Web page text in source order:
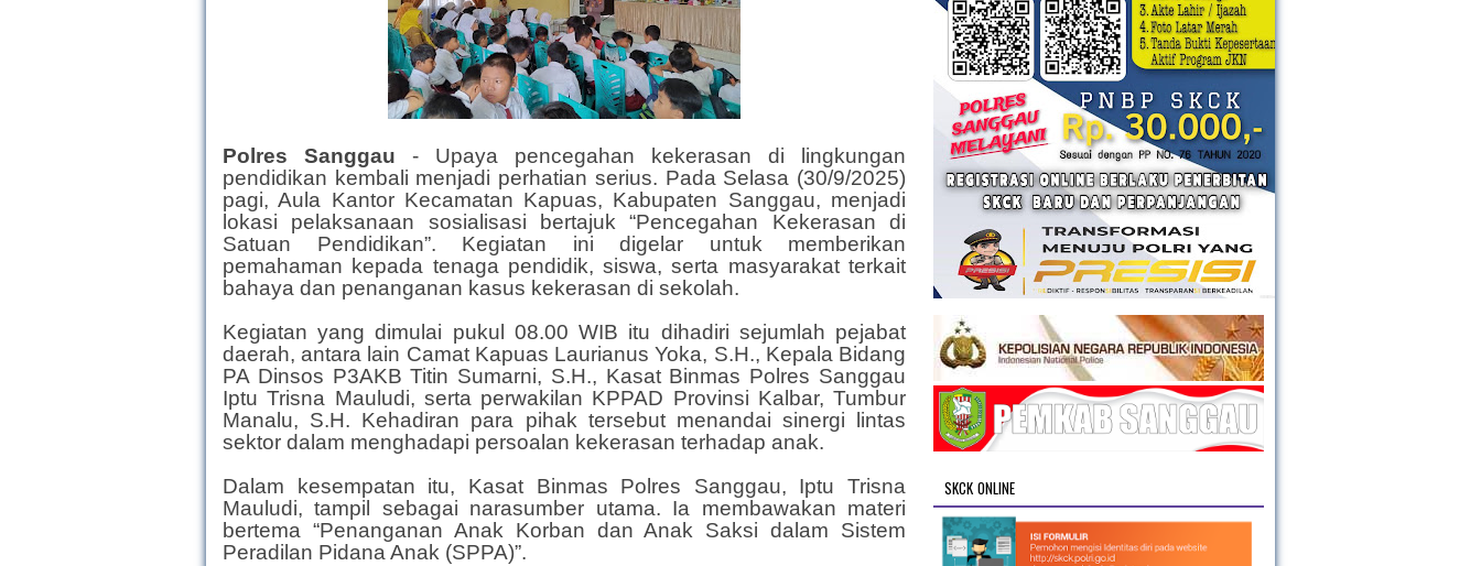
Polres Sanggau - Upaya pencegahan kekerasan di lingkungan
pendidikan kembali menjadi perhatian serius. Pada Selasa (30/9/2025)
pagi, Aula Kantor Kecamatan Kapuas, Kabupaten Sanggau, menjadi
lokasi pelaksanaan sosialisasi bertajuk “Pencegahan Kekerasan di
Satuan Pendidikan”. Kegiatan ini digelar untuk memberikan
pemahaman kepada tenaga pendidik, siswa, serta masyarakat terkait
bahaya dan penanganan kasus kekerasan di sekolah.
Kegiatan yang dimulai pukul 08.00 WIB itu dihadiri sejumlah pejabat
daerah, antara lain Camat Kapuas Laurianus Yoka, S.H., Kepala Bidang
PA Dinsos P3AKB Titin Sumarni, S.H., Kasat Binmas Polres Sanggau
Iptu Trisna Mauludi, serta perwakilan KPPAD Provinsi Kalbar, Tumbur
Manalu, S.H. Kehadiran para pihak tersebut menandai sinergi lintas
sektor dalam menghadapi persoalan kekerasan terhadap anak.
Dalam kesempatan itu, Kasat Binmas Polres Sanggau, Iptu Trisna
Mauludi, tampil sebagai narasumber utama. Ia membawakan materi
bertema “Penanganan Anak Korban dan Anak Saksi dalam Sistem
Peradilan Pidana Anak (SPPA)”.
SKCK ONLINE